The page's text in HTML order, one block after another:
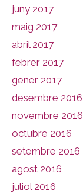
juny 2017
maig 2017
abril 2017
febrer 2017
gener 2017
desembre 2016
novembre 2016
octubre 2016
setembre 2016
agost 2016
juliol 2016